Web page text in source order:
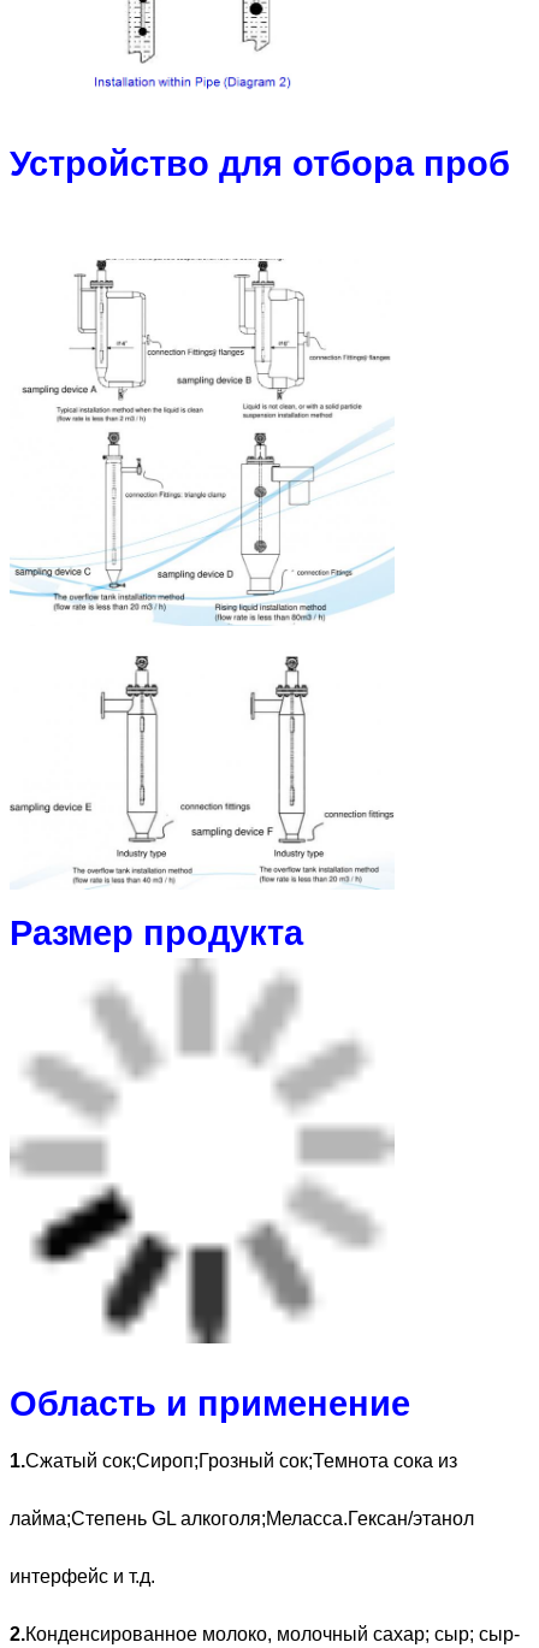
Устройство для отбора проб
Размер продукта
Область и применение
1.Сжатый сок;Сироп;Грозный сок;Темнота сока из
лайма;Степень GL алкоголя;Меласса.Гексан/этанол
интерфейс и т.д.
2.Конденсированное молоко, молочный сахар; сыр; сыр-